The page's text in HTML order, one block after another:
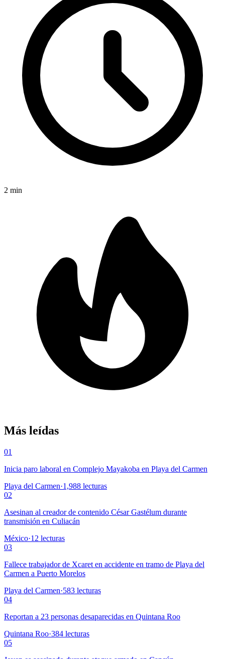
2 min
Más leídas
01
Inicia paro laboral en Complejo Mayakoba en Playa del Carmen
Playa del Carmen·1,988 lecturas
02
Asesinan al creador de contenido César Gastélum durante
transmisión en Culiacán
México·12 lecturas
03
Fallece trabajador de Xcaret en accidente en tramo de Playa del
Carmen a Puerto Morelos
Playa del Carmen·583 lecturas
04
Reportan a 23 personas desaparecidas en Quintana Roo
Quintana Roo·384 lecturas
05